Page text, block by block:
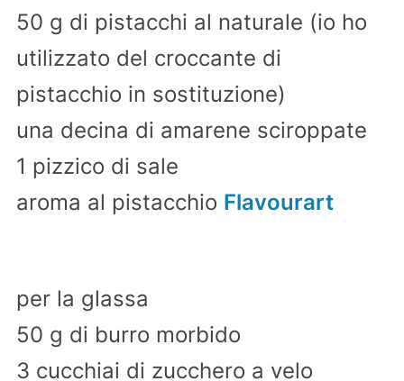
50 g di pistacchi al naturale (io ho
utilizzato del croccante di
pistacchio in sostituzione)
una decina di amarene sciroppate
1 pizzico di sale
aroma al pistacchio Flavourart
per la glassa
50 g di burro morbido
3 cucchiai di zucchero a velo